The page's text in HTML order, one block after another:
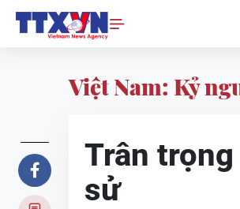
Việt Nam: Kỷ
Trân
sử